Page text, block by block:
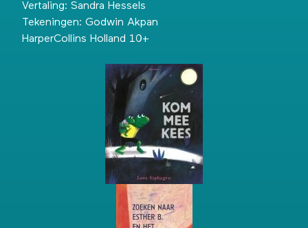
Vertaling: Sandra Hessels
Tekeningen: Godwin Akpan
HarperCollins Holland 10+